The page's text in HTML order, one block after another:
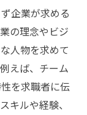
企業が求める
の理念やビジ
人物を求めて
えば、チーム
を求職者に伝
キルや経験、